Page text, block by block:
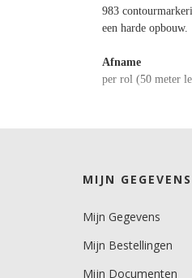
983
een harde opbouw.
Afname
per rol (50 meter
permanent,
Ondergrond
Dikte
MIJN GEGEVENS
Mijn Gegevens
Mijn Bestellingen
Mijn Documenten